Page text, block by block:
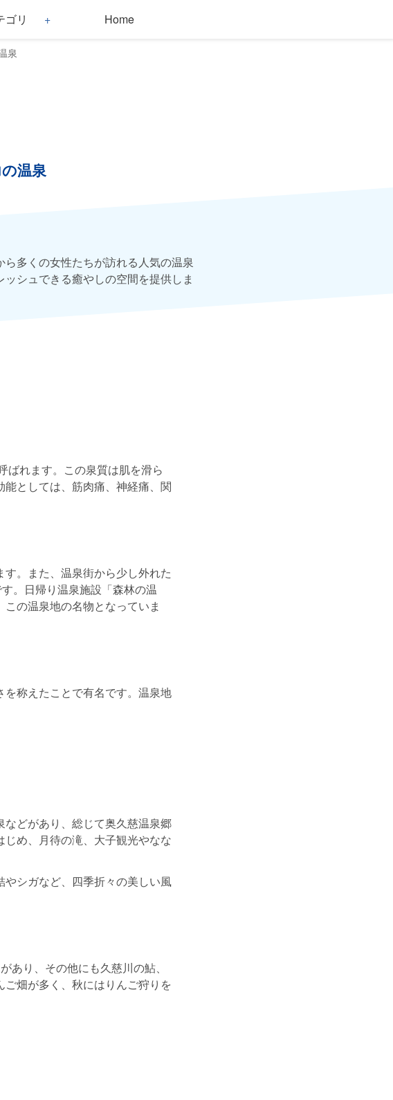
ゴリ Home
泉
温泉
多くの女性たちが訪れる人気の温泉
シュできる癒やしの空間を提供しま
ばれます。この泉質は肌を滑ら
としては、筋肉痛、神経痛、関
。また、温泉街から少し外れた
。日帰り温泉施設「森林の温
の温泉地の名物となっていま
称えたことで有名です。温泉地
どがあり、総じて奥久慈温泉郷
め、月待の滝、大子観光やなな
シガなど、四季折々の美しい風
あり、その他にも久慈川の鮎、
畑が多く、秋にはりんご狩りを